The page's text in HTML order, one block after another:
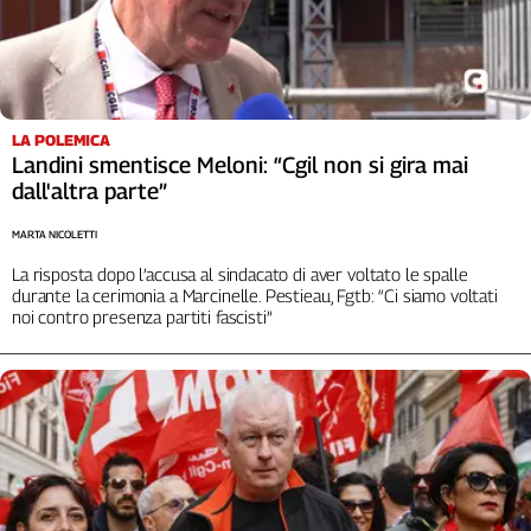
Il
Sassolino
Linea
Economica
Tech
It
Easy
Idea
Diffusa
Le
trasmissioni
tv
Work
in
Progress
LA POLEMICA
Landini smentisce Meloni: “Cgil non si gira mai
dall'altra parte”
La risposta dopo l’accusa al sindacato di aver voltato le spalle
durante la cerimonia a Marcinelle. Pestieau, Fgtb: “Ci siamo voltati
noi contro presenza partiti fascisti”
MARTA NICOLETTI